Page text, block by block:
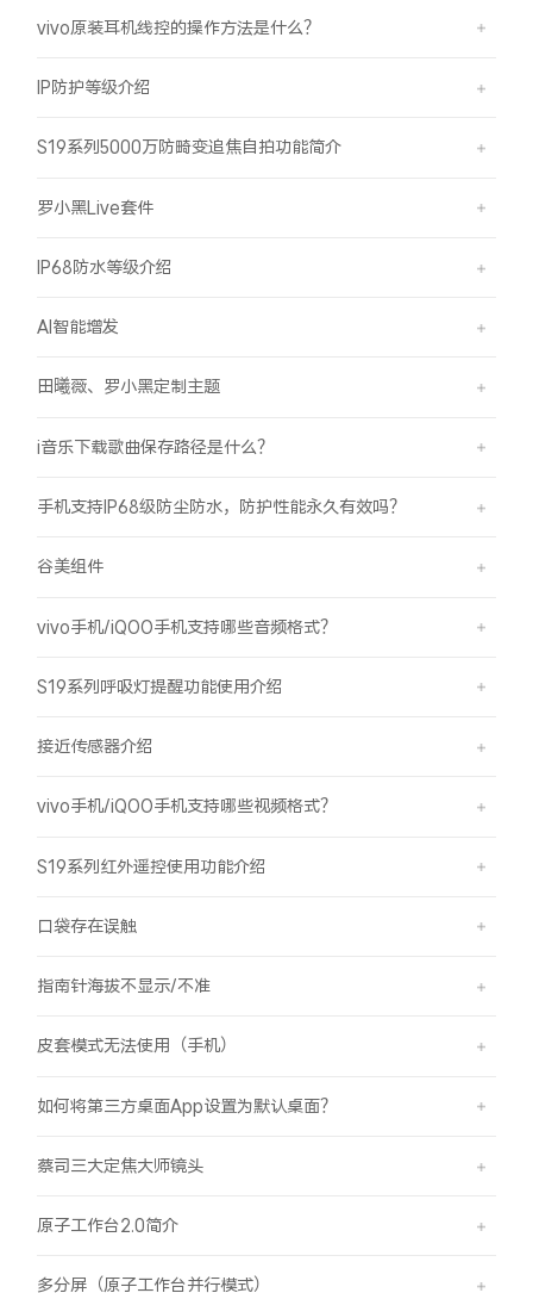
vivo原装耳机线控的操作方法是什么？
IP防护等级介绍
S19系列5000万防畸变追焦自拍功能简介
罗小黑Live套件
IP68防水等级介绍
AI智能增发
田曦薇、罗小黑定制主题
i音乐下载歌曲保存路径是什么？
手机支持IP68级防尘防水，防护性能永久有效吗？
谷美组件
vivo手机/iQOO手机支持哪些音频格式？
S19系列呼吸灯提醒功能使用介绍
接近传感器介绍
vivo手机/iQOO手机支持哪些视频格式？
S19系列红外遥控使用功能介绍
口袋存在误触
指南针海拔不显示/不准
皮套模式无法使用（手机）
如何将第三方桌面App设置为默认桌面？
蔡司三大定焦大师镜头
原子工作台2.0简介
多分屏（原子工作台并行模式）